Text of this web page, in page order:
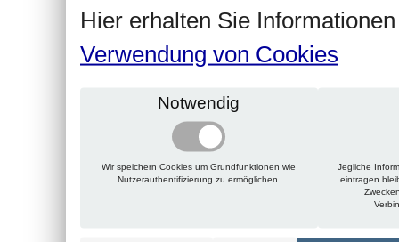
Hier erhalten Sie
Verwendung von Cookies
Notwendig
Wir speichern Cookies um Grundfunktionen wie
Nutzerauthentifizierung zu ermöglichen.
Jegliche
eintragen